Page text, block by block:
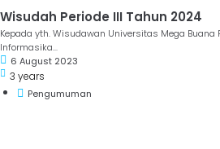
Wisudah Periode III Tahun 2024
Kepada yth. Wisudawan Universitas Mega Buana
Informasika...
6 August 2023
3 years
Pengumuman